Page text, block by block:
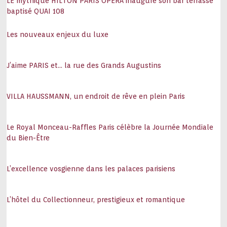
baptisé QUAI 108
Les nouveaux enjeux du luxe
J’aime PARIS et… la rue des Grands Augustins
VILLA HAUSSMANN, un endroit de rêve en plein Paris
Le Royal Monceau-Raffles Paris célèbre la Journée Mondiale
du Bien-Être
L’excellence vosgienne dans les palaces parisiens
L’hôtel du Collectionneur, prestigieux et romantique